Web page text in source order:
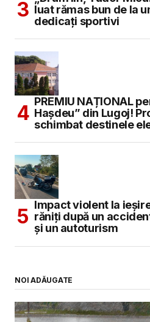
luat rămas bun de la
dedicați sportivi
PREMIU NAȚIONAL
Hașdeu” din Lugoj!
schimbat destinele
Impact violent la
răniți după un
și un autoturism
NOI ADĂUGATE